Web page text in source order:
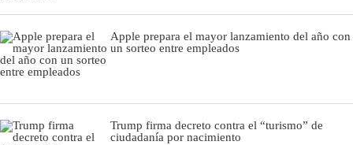
Apple prepara el mayor lanzamiento del año con
un sorteo entre empleados
Trump firma decreto contra el “turismo” de
ciudadanía por nacimiento